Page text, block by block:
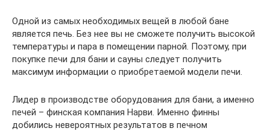
Одной из самых необходимых вещей в любой бане
является печь. Без нее вы не сможете получить высокой
температуры и пара в помещении парной. Поэтому, при
покупке печи для бани и сауны следует получить
максимум информации о приобретаемой модели печи.
Лидер в производстве оборудования для бани, а именно
печей – финская компания Нарви. Именно финны
добились невероятных результатов в печном